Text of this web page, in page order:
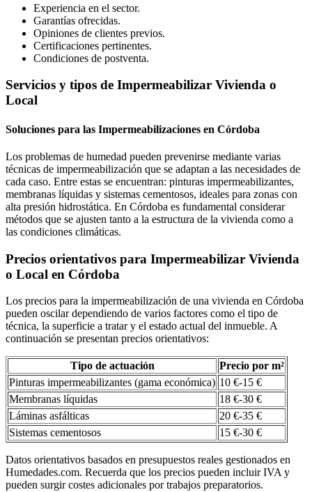
Experiencia en el sector.
Garantías ofrecidas.
Opiniones de clientes previos.
Certificaciones pertinentes.
Condiciones de postventa.
Servicios y tipos de Impermeabilizar Vivienda o
Local
Soluciones para las Impermeabilizaciones en Córdoba
Los problemas de humedad pueden prevenirse mediante varias
técnicas de impermeabilización que se adaptan a las necesidades de
cada caso. Entre estas se encuentran: pinturas impermeabilizantes,
membranas líquidas y sistemas cementosos, ideales para zonas con
alta presión hidrostática. En Córdoba es fundamental considerar
métodos que se ajusten tanto a la estructura de la vivienda como a
las condiciones climáticas.
Precios orientativos para Impermeabilizar Vivienda
o Local en Córdoba
Los precios para la impermeabilización de una vivienda en Córdoba
pueden oscilar dependiendo de varios factores como el tipo de
técnica, la superficie a tratar y el estado actual del inmueble. A
continuación se presentan precios orientativos:
Tipo de actuación
Precio por m²
Pinturas impermeabilizantes (gama económica) 10 €-15 €
Membranas líquidas
18 €-30 €
Láminas asfálticas
20 €-35 €
Sistemas cementosos
15 €-30 €
Datos orientativos basados en presupuestos reales gestionados en
Humedades.com. Recuerda que los precios pueden incluir IVA y
pueden surgir costes adicionales por trabajos preparatorios.